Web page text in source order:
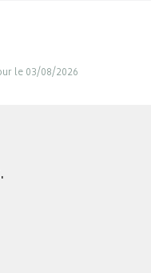
le 03/08/2026